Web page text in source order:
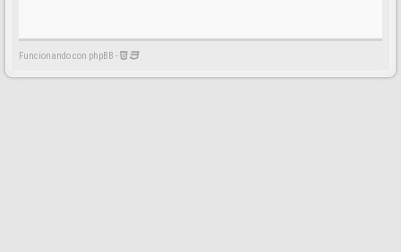
Funcionando con phpBB -